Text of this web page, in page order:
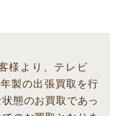
様より、テレビ
製の出張買取を行
態のお買取であっ